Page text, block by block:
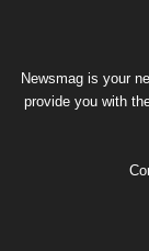
Newsmag is your
provide you with